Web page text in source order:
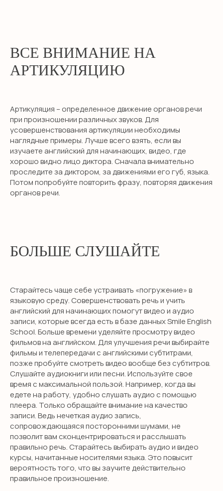
ВСЕ ВНИМАНИЕ НА
АРТИКУЛЯЦИЮ
Артикуляция – определенное движение органов речи
при произношении различных звуков. Для
усовершенствования артикуляции необходимы
наглядные примеры. Лучше всего взять, если вы
изучаете английский для начинающих, видео, где
хорошо видно лицо диктора. Сначала внимательно
проследите за диктором, за движениями его губ, языка.
Потом попробуйте повторить фразу, повторяя движения
органов речи.
БОЛЬШЕ СЛУШАЙТЕ
Старайтесь чаще себе устраивать «погружение» в
языковую среду. Совершенствовать речь и учить
английский для начинающих помогут видео и аудио
записи, которые всегда есть в базе данных Smile English
School. Больше времени уделяйте просмотру видео
фильмов на английском. Для улучшения речи выбирайте
фильмы и телепередачи с английскими субтитрами,
позже пробуйте смотреть видео вообще без субтитров.
Слушайте аудиокниги или песни. Используйте свое
время с максимальной пользой. Например, когда вы
едете на работу, удобно слушать аудио с помощью
плеера. Только обращайте внимание на качество
записи. Ведь нечеткая аудио запись,
сопровождающаяся посторонними шумами, не
позволит вам сконцентрироваться и расслышать
правильно речь. Старайтесь выбирать аудио и видео
курсы, начитанные носителями языка. Это повысит
вероятность того, что вы заучите действительно
правильное произношение.